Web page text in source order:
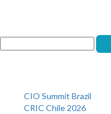
Buscar
CIO Summit Brazil
CRIC Chile 2026